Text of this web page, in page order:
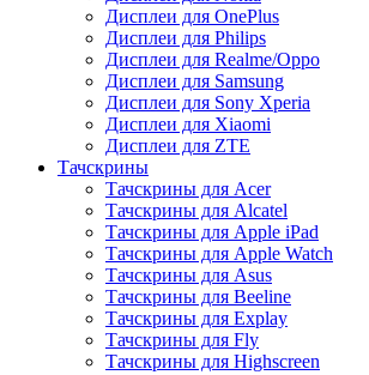
Дисплеи для OnePlus
Дисплеи для Philips
Дисплеи для Realme/Oppo
Дисплеи для Samsung
Дисплеи для Sony Xperia
Дисплеи для Xiaomi
Дисплеи для ZTE
Тачскрины
Тачскрины для Acer
Тачскрины для Alcatel
Тачскрины для Apple iPad
Тачскрины для Apple Watch
Тачскрины для Asus
Тачскрины для Beeline
Тачскрины для Explay
Тачскрины для Fly
Тачскрины для Highscreen